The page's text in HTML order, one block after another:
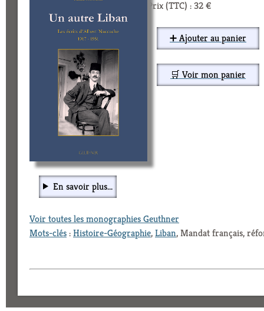
Prix (TTC) : 32 €
➕ Ajouter au panier
🛒 Voir mon panier
En savoir plus...
Voir toutes les monographies Geuthner
Mots-clés:Histoire-Géographie,Liban, Mandat français,